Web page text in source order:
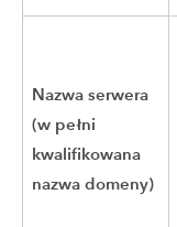
Nazwa serwera
(w pełni
kwalifikowana
nazwa domeny)